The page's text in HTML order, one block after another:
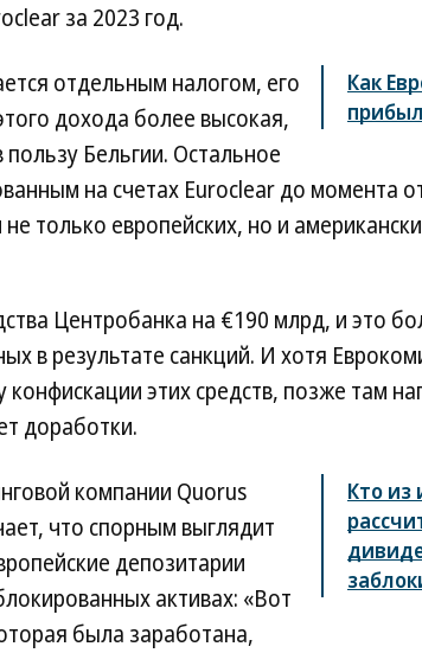
за 2023 год.
Как
отдельным налогом, его
дохода более высокая,
Бельгии. Остальное
на счетах Euroclear до момента
только европейских, но и
Центробанка на €190 млрд, и это
в результате санкций. И хотя
конфискации этих средств, позже там
доработки.
Кто из
компании Quorus
что спорным выглядит
депозитарии
активах: «Вот
была заработана,